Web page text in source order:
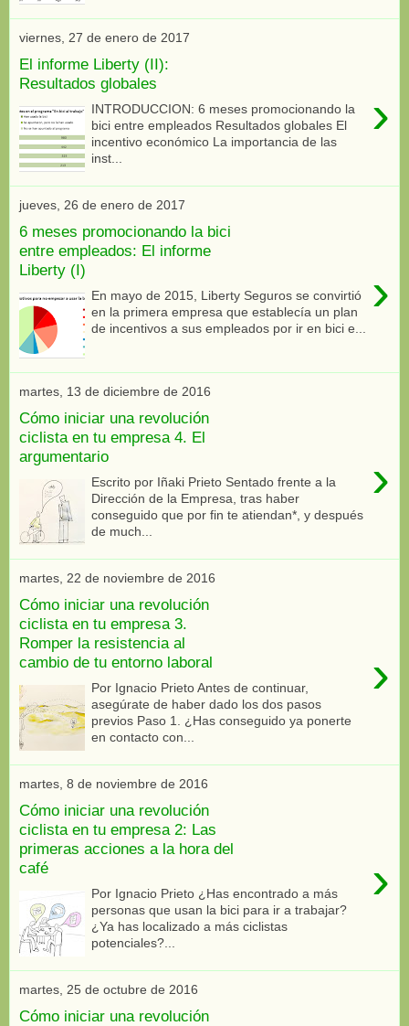
viernes, 27 de enero de 2017
El informe Liberty (II):
Resultados globales
›
INTRODUCCION: 6 meses promocionando la
bici entre empleados Resultados globales El
incentivo económico La importancia de las
inst...
jueves, 26 de enero de 2017
6 meses promocionando la bici
entre empleados: El informe
Liberty (I)
›
En mayo de 2015, Liberty Seguros se convirtió
en la primera empresa que establecía un plan
de incentivos a sus empleados por ir en bici e...
martes, 13 de diciembre de 2016
Cómo iniciar una revolución
ciclista en tu empresa 4. El
argumentario
›
Escrito por Iñaki Prieto Sentado frente a la
Dirección de la Empresa, tras haber
conseguido que por fin te atiendan*, y después
de much...
martes, 22 de noviembre de 2016
Cómo iniciar una revolución
ciclista en tu empresa 3.
Romper la resistencia al
cambio de tu entorno laboral
›
Por Ignacio Prieto Antes de continuar,
asegúrate de haber dado los dos pasos
previos Paso 1. ¿Has conseguido ya ponerte
en contacto con...
martes, 8 de noviembre de 2016
Cómo iniciar una revolución
ciclista en tu empresa 2: Las
primeras acciones a la hora del
café
›
Por Ignacio Prieto ¿Has encontrado a más
personas que usan la bici para ir a trabajar?
¿Ya has localizado a más ciclistas
potenciales?...
martes, 25 de octubre de 2016
Cómo iniciar una revolución